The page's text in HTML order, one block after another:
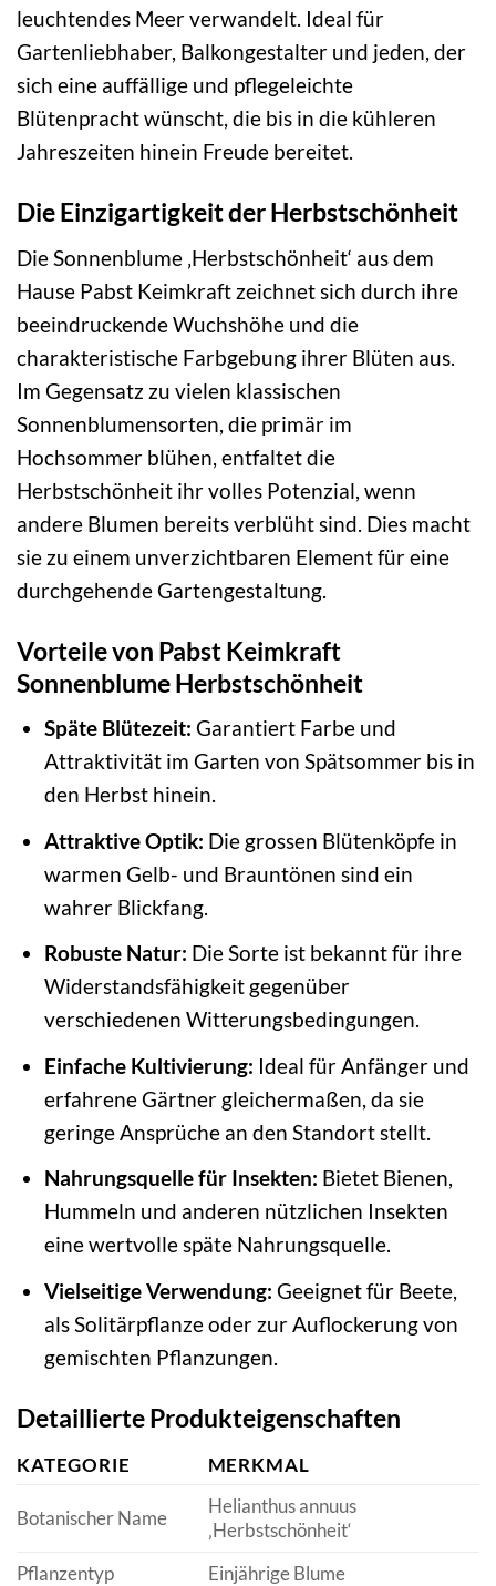
leuchtendes Meer verwandelt. Ideal für
Gartenliebhaber, Balkongestalter und jeden, der
sich eine auffällige und pflegeleichte
Blütenpracht wünscht, die bis in die kühleren
Jahreszeiten hinein Freude bereitet.
Die Einzigartigkeit der Herbstschönheit
Die Sonnenblume ‚Herbstschönheit‘ aus dem
Hause Pabst Keimkraft zeichnet sich durch ihre
beeindruckende Wuchshöhe und die
charakteristische Farbgebung ihrer Blüten aus.
Im Gegensatz zu vielen klassischen
Sonnenblumensorten, die primär im
Hochsommer blühen, entfaltet die
Herbstschönheit ihr volles Potenzial, wenn
andere Blumen bereits verblüht sind. Dies macht
sie zu einem unverzichtbaren Element für eine
durchgehende Gartengestaltung.
Vorteile von Pabst Keimkraft
Sonnenblume Herbstschönheit
Späte Blütezeit: Garantiert Farbe und
Attraktivität im Garten von Spätsommer bis in
den Herbst hinein.
Attraktive Optik: Die grossen Blütenköpfe in
warmen Gelb- und Brauntönen sind ein
wahrer Blickfang.
Robuste Natur: Die Sorte ist bekannt für ihre
Widerstandsfähigkeit gegenüber
verschiedenen Witterungsbedingungen.
Einfache Kultivierung: Ideal für Anfänger und
erfahrene Gärtner gleichermaßen, da sie
geringe Ansprüche an den Standort stellt.
Nahrungsquelle für Insekten: Bietet Bienen,
Hummeln und anderen nützlichen Insekten
eine wertvolle späte Nahrungsquelle.
Vielseitige Verwendung: Geeignet für Beete,
als Solitärpflanze oder zur Auflockerung von
gemischten Pflanzungen.
Detaillierte Produkteigenschaften
KATEGORIE MERKMAL
Botanischer Name
Helianthus annuus
‚Herbstschönheit‘
Pflanzentyp
Einjährige Blume